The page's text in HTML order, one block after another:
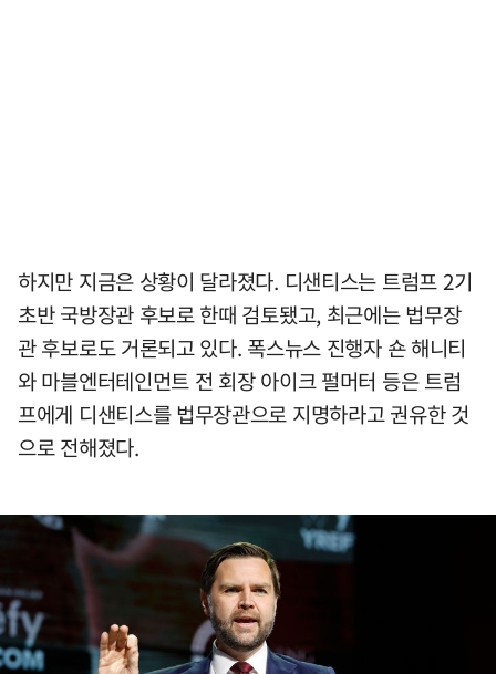
하지만 지금은 상황이 달라졌다. 디샌티스는 트럼프 2기
초반 국방장관 후보로 한때 검토됐고, 최근에는 법무장
관 후보로도 거론되고 있다. 폭스뉴스 진행자 숀 해니티
와 마블엔터테인먼트 전 회장 아이크 펄머터 등은 트럼
프에게 디샌티스를 법무장관으로 지명하라고 권유한 것
으로 전해졌다.